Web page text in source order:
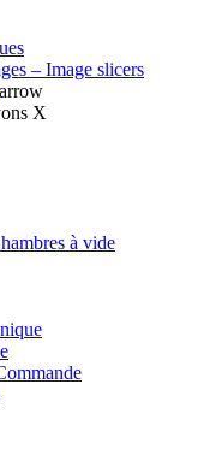
– Image slicers
arrow
X
à vide